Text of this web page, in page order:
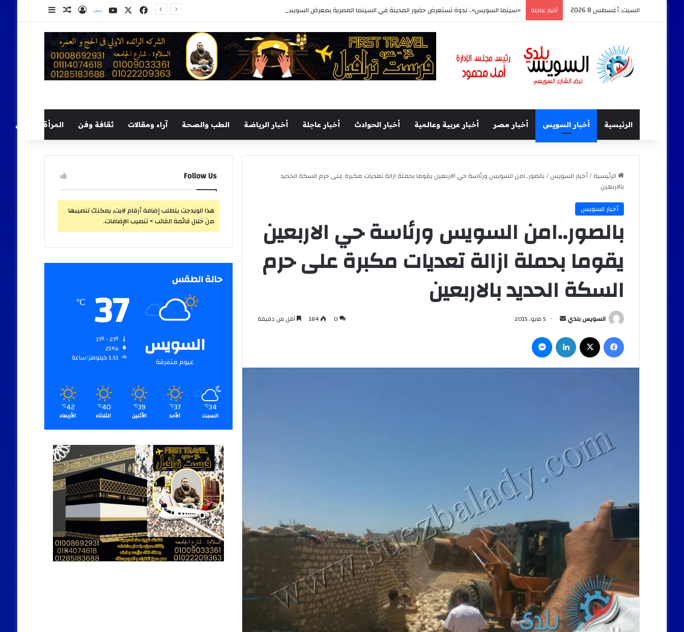
السبت, أغسطس 8 2026 أخبار عاجلة «سينما السويس».. ندوة تستعرض حضور المدينة في السينما المصرية بمعرض السويس الرابع للكتاب فيسبوك
‫X
‫YouTube
نلضتسجيل الدخول
مقال عشوائي
إضافة عمود
الرئيسية أخبار السويس أخبار مصر أخبار عربية وعالمية أخبار الحوادث أخبار عاجلة أخبار الرياضة الطب والصحة آراء ومقالات ثقافة وفن المرأة والطفل
الرئيسية/أخبار السويس/بالصور..امن السويس ورئاسة حي الاربعين يقوما بحملة ازالة تعديات مكبرة على حرم السكة الحديد
بالاربعين
أخبار السويس
بالصور..امن السويس ورئاسة حي الاربعين
يقوما بحملة ازالة تعديات مكبرة على حرم
السكة الحديد بالاربعين
السويس بلدي
أرسل
إلكترونيا
5 مايو، 2015 0
184 أقل من دقيقة
فيسبوك لينكدإن
Follow Us
هذا الويدجت يتطلب إضافة أرقام لايت، يمكنك تنصيبها
من خلال قائمة القالب > تنصيب الإضافات.
حالة الطقس
السويس
غيوم متفرقة
37
℃
21%
1.51 كيلومتر/ساعة
34
℃
السبت
37
℃
الأحد
39
℃
الأثنين
40
℃
الثلاثاء
42
℃
الأربعاء